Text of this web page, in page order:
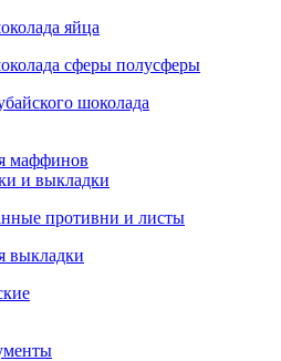
яйца
сферы полусферы
шоколада
маффинов
и выкладки
противни и листы
выкладки